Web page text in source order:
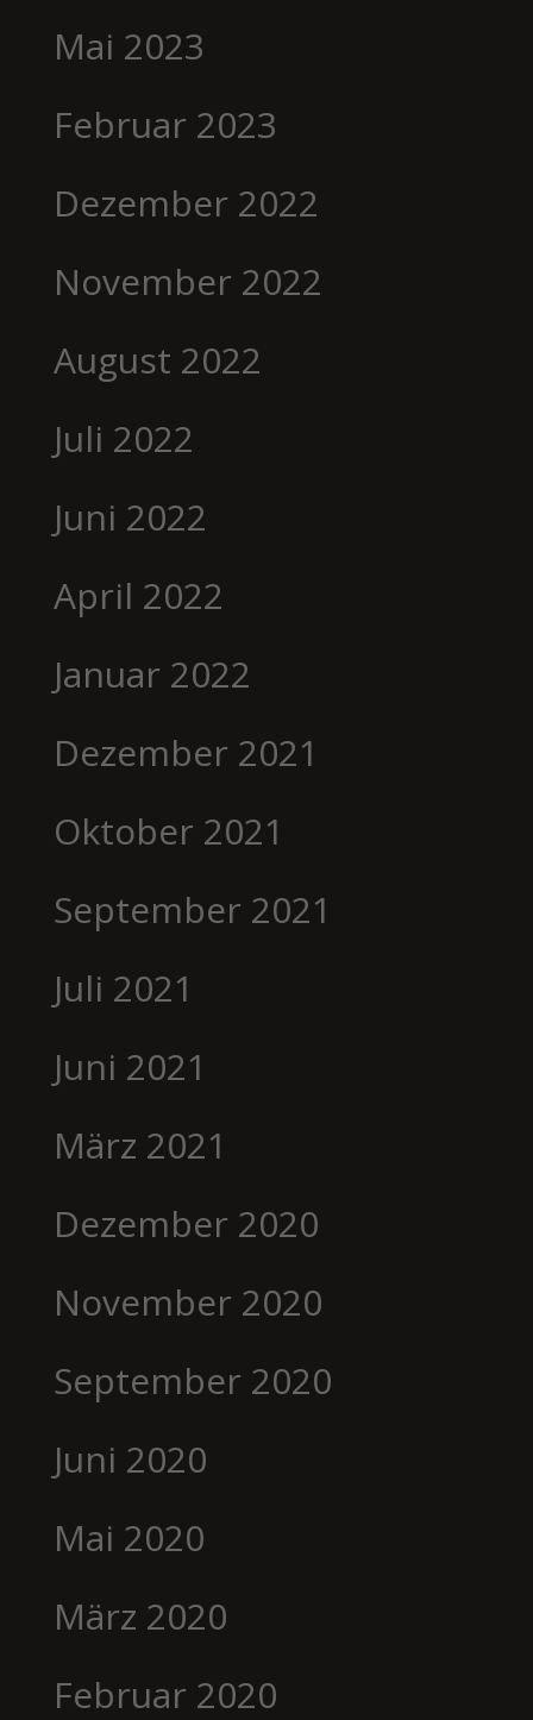
Mai 2023
Februar 2023
Dezember 2022
November 2022
August 2022
Juli 2022
Juni 2022
April 2022
Januar 2022
Dezember 2021
Oktober 2021
September 2021
Juli 2021
Juni 2021
März 2021
Dezember 2020
November 2020
September 2020
Juni 2020
Mai 2020
März 2020
Februar 2020